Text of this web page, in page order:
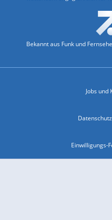
Bekannt aus Funk und
Jobs und
Einwilligungs-